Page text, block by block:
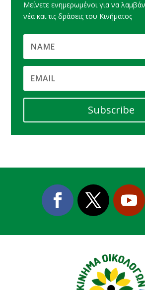
Μείνετε ενημερωμένοι για να
νέα και τις δράσεις του Κινήματος
Subscribe